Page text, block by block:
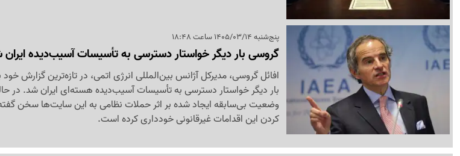
پنج‌شنبه 1405/03/14 ساعت 18:48
گروسی بار دیگر خواستار دسترسی به تأسیسات آسیب‌دیده
افائل گروسی، مدیرکل آژانس بین‌المللی انرژی اتمی، در تازه‌ترین گزارش
بار دیگر خواستار دسترسی به تأسیسات آسیب‌دیده هسته‌ای ایران شد. در
وضعیت بی‌سابقه ایجاد شده بر اثر حملات نظامی به این سایت‌ها سخن
کردن این اقدامات غیرقانونی خودداری کرده است.